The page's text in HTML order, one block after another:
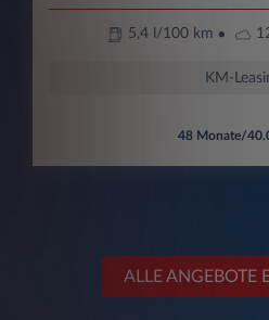
5,4 l/100 km
KM-
48 Monate/
ALLE ANGEBOTE